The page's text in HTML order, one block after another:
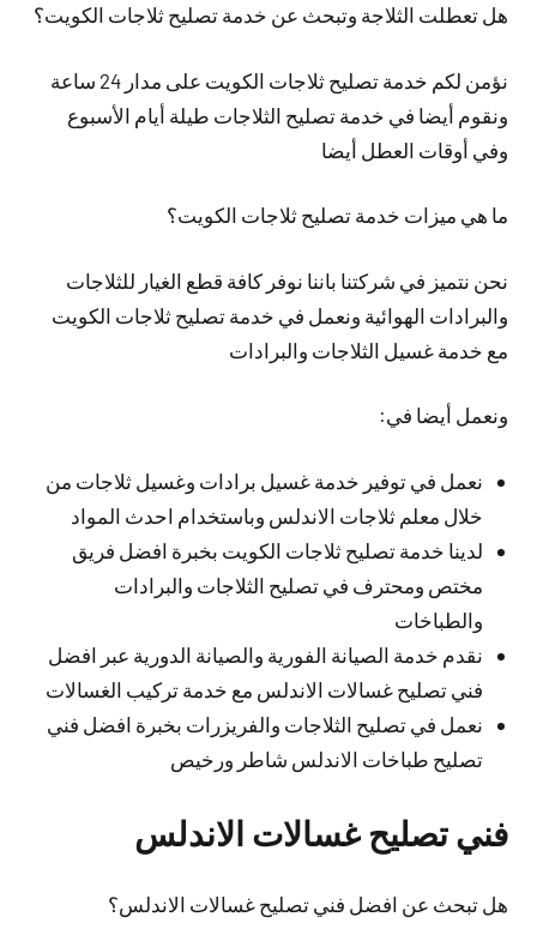
هل تعطلت الثلاجة وتبحث عن خدمة تصليح ثلاجات الكويت؟
نؤمن لكم خدمة تصليح ثلاجات الكويت على مدار 24 ساعة
ونقوم أيضا في خدمة تصليح الثلاجات طيلة أيام الأسبوع
وفي أوقات العطل أيضا
ما هي ميزات خدمة تصليح ثلاجات الكويت؟
نحن نتميز في شركتنا باننا نوفر كافة قطع الغيار للثلاجات
والبرادات الهوائية ونعمل في خدمة تصليح ثلاجات الكويت
مع خدمة غسيل الثلاجات والبرادات
ونعمل أيضا في:
نعمل في توفير خدمة غسيل برادات وغسيل ثلاجات من
خلال معلم ثلاجات الاندلس وباستخدام احدث المواد
لدينا خدمة تصليح ثلاجات الكويت بخبرة افضل فريق
مختص ومحترف في تصليح الثلاجات والبرادات
والطباخات
نقدم خدمة الصيانة الفورية والصيانة الدورية عبر افضل
فني تصليح غسالات الاندلس مع خدمة تركيب الغسالات
نعمل في تصليح الثلاجات والفريزرات بخبرة افضل فني
تصليح طباخات الاندلس شاطر ورخيص
فني تصليح غسالات الاندلس
هل تبحث عن افضل فني تصليح غسالات الاندلس؟